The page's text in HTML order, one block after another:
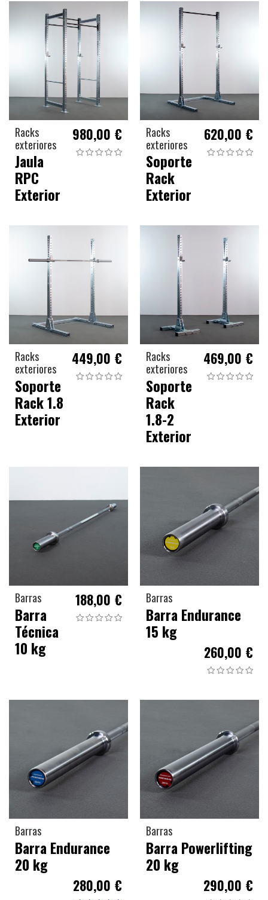
Racks
exteriores
Jaula
RPC
Exterior
980,00 €
Racks
exteriores
Soporte
Rack
Exterior
620,00 €
Racks
exteriores
Soporte
Rack 1.8
Exterior
449,00 €
Racks
exteriores
Soporte
Rack
1.8-2
Exterior
469,00 €
Barras
Barra
Técnica
10 kg
188,00 € Barras
Barra Endurance
15 kg
260,00 €
Barras
Barra Endurance
20 kg
280,00 €
Barras
Barra Powerlifting
20 kg
290,00 €